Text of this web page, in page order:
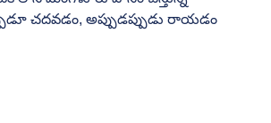
చదవడం, అప్పుడప్పుడు రాయడం